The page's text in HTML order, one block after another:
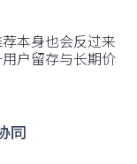
本身也会反过来
户留存与长期价
同